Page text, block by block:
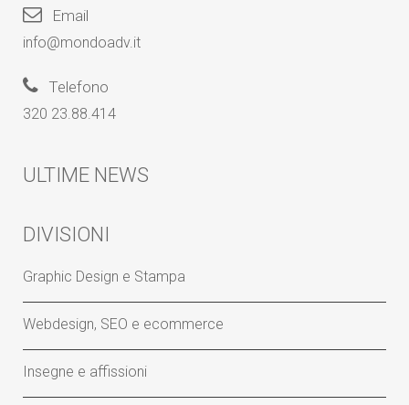
Email
info@mondoadv.it
Telefono
320 23.88.414
ULTIME NEWS
DIVISIONI
Graphic Design e Stampa
Webdesign, SEO e ecommerce
Insegne e affissioni